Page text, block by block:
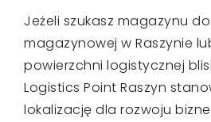
Jeżeli szukasz magazynu
magazynowej w Raszynie
powierzchni logistycznej
Logistics Point Raszyn
lokalizację dla rozwoju